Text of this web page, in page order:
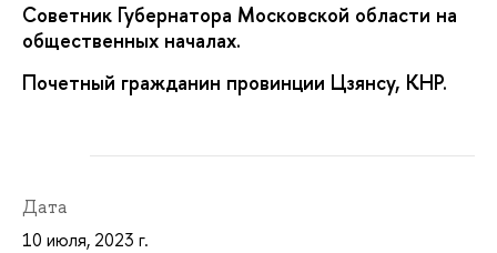
Советник Губернатора Московской области на
общественных началах.
Почетный гражданин провинции Цзянсу, КНР.
Дата
10 июля, 2023 г.